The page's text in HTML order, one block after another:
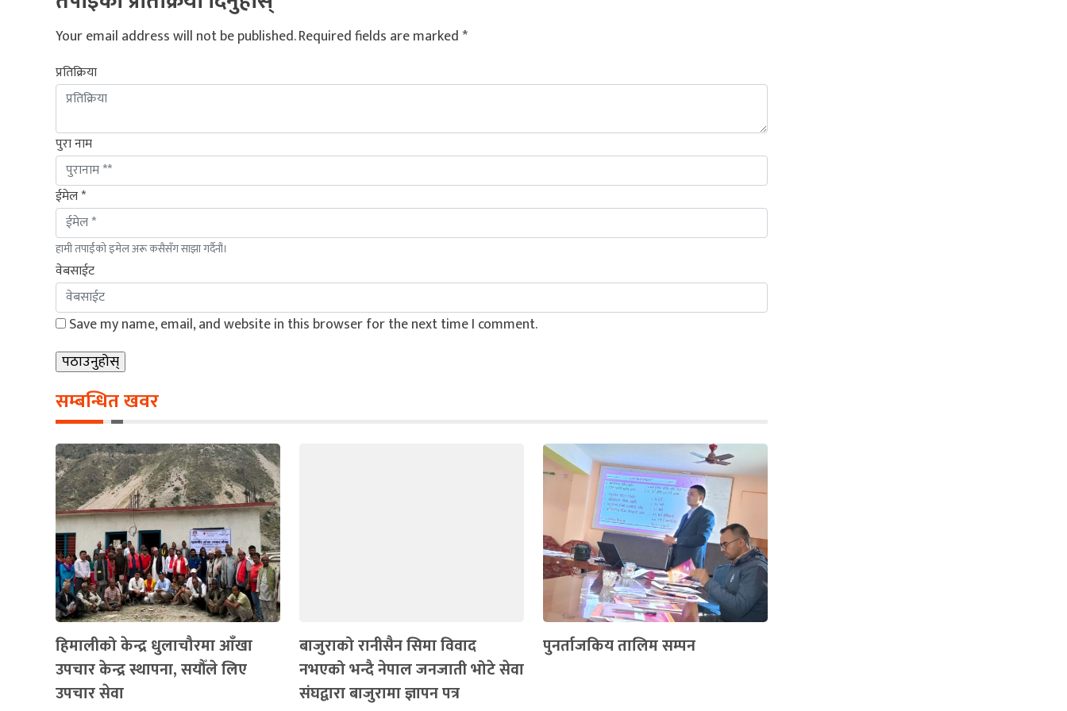
Your email address will not be published.Required fields are marked*
प्रतिक्रिया
पुरा नाम
ईमेल *
हामी तपाईंको इमेल अरू कसैसँग साझा गर्दैनौं।
वेबसाईट
Save my name, email, and website in this browser for the next time I comment.
सम्बन्धित खवर
हिमालीको केन्द्र धुलाचौरमा आँखा
उपचार केन्द्र स्थापना, सयौँले लिए
उपचार सेवा
बाजुराको रानीसैन सिमा विवाद
नभएको भन्दै नेपाल जनजाती भोटे सेवा
संघद्वारा बाजुरामा ज्ञापन पत्र
पुनर्ताजकिय तालिम सम्पन